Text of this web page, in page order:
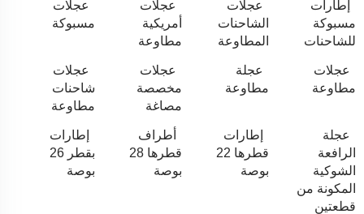
إطارات
مسبوكة
للشاحنات
عجلات
الشاحنات
المطاوعة
عجلات
أمريكية
مطاوعة
عجلات
مسبوكة
عجلات
مطاوعة
عجلة
مطاوعة
عجلات
مخصصة
مصاغة
عجلات
شاحنات
مطاوعة
عجلة
الرافعة
الشوكية
المكونة من
قطعتين
إطارات
قطرها 22
بوصة
أطراف
قطرها 28
بوصة
إطارات
بقطر 26
بوصة